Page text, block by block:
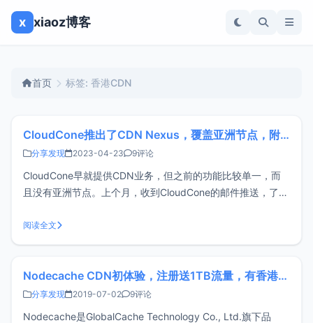
x xiaoz博客
首页 标签: 香港CDN
CloudCone推出了CDN Nexus，覆盖亚洲节点，附简单上手指南
分享发现 2023-04-23 9评论
CloudCone早就提供CDN业务，但之前的功能比较单一，而
且没有亚洲节点。上个月，收到CloudCone的邮件推送，了解
洲节点套餐进行开通和测试。CloudCone注册CloudCone是一
家成立于2017年的美国主机服务商，其
阅读全文
Nodecache CDN初体验，注册送1TB流量，有香港CDN节点
分享发现 2019-07-02 9评论
Nodecache是GlobalCache Technology Co., Ltd.旗下品